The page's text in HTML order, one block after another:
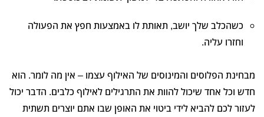
כשהכלב שלך יושב, תאותת לו באמצעות חפץ את הפעולה
וחזרו עליה.
מבחינת הפלוסים והמינוסים של האילוף עצמו – אין מה לומר. הוא
חדש וכל אחד שיכול להוות את התרגילים לאילוף כלבים. הדבר יכול
לעזור לכם להביא לידי ביטוי את האופן שבו אתם יוצרים תשתית